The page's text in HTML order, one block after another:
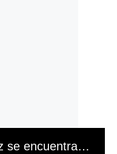
Congresista Freddy Díaz se encuentra como no habido